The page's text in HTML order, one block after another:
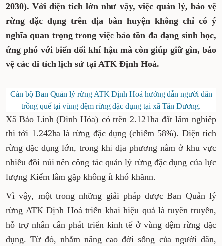
2030). Với diện tích lớn như vậy, việc quản lý, bảo vệ
rừng đặc dụng trên địa bàn huyện không chỉ có ý
nghĩa quan trọng trong việc bảo tồn đa dạng sinh học,
ứng phó với biến đối khí hậu mà còn giúp giữ gìn, bảo
vệ các di tích lịch sử tại ATK Định Hoá.
Cán bộ Ban Quản lý rừng ATK Định Hoá hướng dẫn người dân
trồng quế tại vùng đệm rừng đặc dụng tại xã Tân Dương.
Xã Bảo Linh (Định Hóa) có trên 2.121ha đất lâm nghiệp
thì tới 1.242ha là rừng đặc dụng (chiếm 58%). Diện tích
rừng đặc dụng lớn, trong khi địa phương nằm ở khu vực
nhiều đồi núi nên công tác quản lý rừng đặc dụng của lực
lượng Kiểm lâm gặp không ít khó khănn.
Vì vậy, một trong những giải pháp được Ban Quản lý
rừng ATK Định Hoá triển khai hiệu quả là tuyên truyền,
hỗ trợ nhân dân phát triển kinh tế ở vùng đệm rừng đặc
dụng. Từ đó, nhằm nâng cao đời sống của người dân,